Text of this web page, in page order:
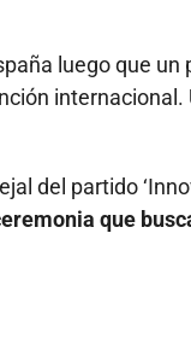
luego que
del partido
que